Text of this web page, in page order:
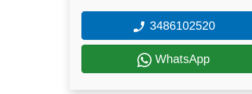
3486102520
WhatsApp